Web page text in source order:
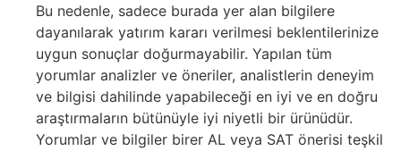
Bu nedenle, sadece burada yer alan bilgilere
dayanılarak yatırım kararı verilmesi beklentilerinize
uygun sonuçlar doğurmayabilir. Yapılan tüm
yorumlar analizler ve öneriler, analistlerin deneyim
ve bilgisi dahilinde yapabileceği en iyi ve en doğru
araştırmaların bütünüyle iyi niyetli bir ürünüdür.
Yorumlar ve bilgiler birer AL veya SAT önerisi teşkil